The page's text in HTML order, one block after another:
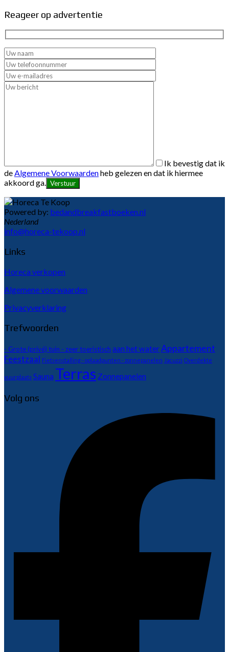
Reageer op advertentie
Ik bevestig dat ik
deAlgemene Voorwaardenheb gelezen en dat ik hiermee
akkoord ga.
Powered by: bedandbreakfastboeken.nl
Nederland
info@horeca-tekoop.nl
Links
Horeca verkopen
Algemene voorwaarden
Privacyverklaring
Trefwoorden
- Grote (privé) tuin - zeer toeristisch aan het waterAppartement
Feestzaal Fietsenstalling - oplaadpunten - zonnepanelen Jacuzzi Overdekte
vuurplaats Sauna Terras Zonnepanelen
Volg ons